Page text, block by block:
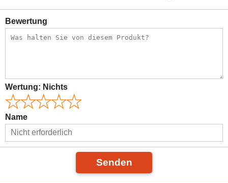
Bewertung
Wertung: Nichts
Name
Senden